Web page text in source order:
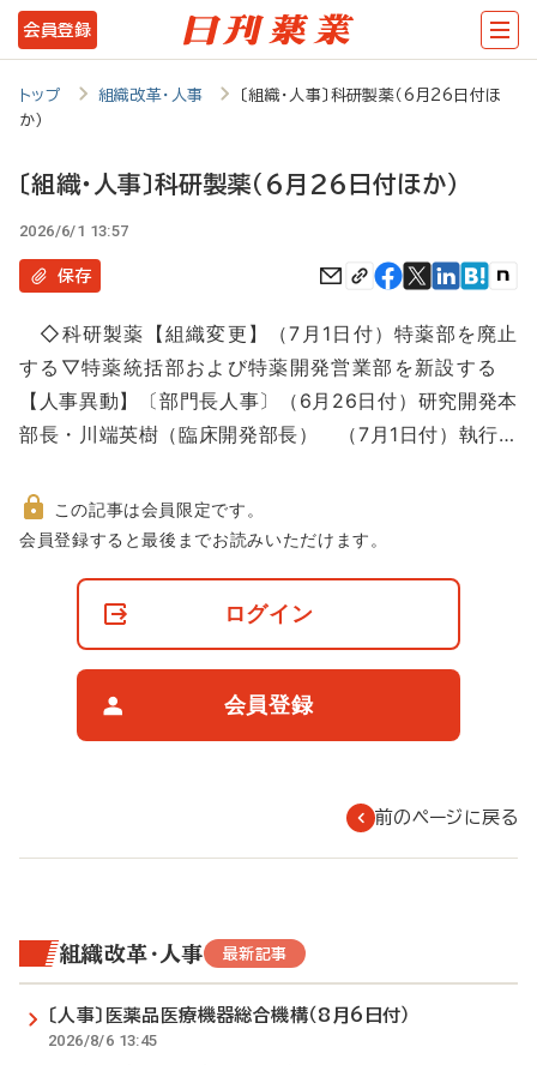
メ
イ
ツ
移
会員登録
トップ 組織改革・人事
〔組織・人事〕科研製薬（6月26日付ほ
か）
〔組織・人事〕科研製薬（6月26日付ほか）
2026/6/1 13:57
保存
◇科研製薬【組織変更】（7月1日付）特薬部を廃止
する▽特薬統括部および特薬開発営業部を新設する
【人事異動】〔部門長人事〕（6月26日付）研究開発本
部長・川端英樹（臨床開発部長） （7月1日付）執行…
非
この記事は会員限定です。
会員登録すると最後までお読みいただけます。
ログイン
会員登録
前のページに戻る
組織改革・人事 最新記事
〔人事〕医薬品医療機器総合機構（8月6日付）
2026/8/6 13:45